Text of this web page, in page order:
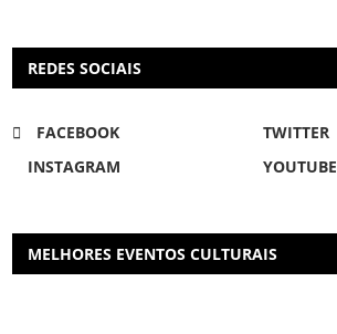
REDES SOCIAIS
FACEBOOK
TWITTER
INSTAGRAM
YOUTUBE
MELHORES EVENTOS CULTURAIS